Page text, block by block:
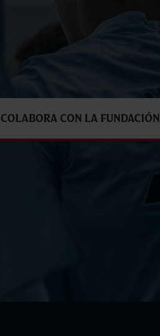
Colabora con la Fundación